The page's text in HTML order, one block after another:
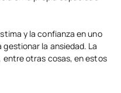
y la confianza en uno
la ansiedad. La
entre otras cosas, en estos